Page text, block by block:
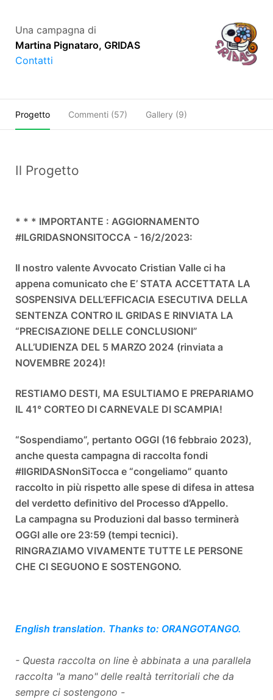
Una campagna di
Martina Pignataro, GRIDAS
Contatti
Progetto Commenti (57) Gallery (9)
Il Progetto
* * * IMPORTANTE : AGGIORNAMENTO
#ILGRIDASNONSITOCCA - 16/2/2023:
Il nostro valente Avvocato Cristian Valle ci ha
appena comunicato che E’ STATA ACCETTATA LA
SOSPENSIVA DELL’EFFICACIA ESECUTIVA DELLA
SENTENZA CONTRO IL GRIDAS E RINVIATA LA
“PRECISAZIONE DELLE CONCLUSIONI”
ALL’UDIENZA DEL 5 MARZO 2024 (rinviata a
NOVEMBRE 2024)!
RESTIAMO DESTI, MA ESULTIAMO E PREPARIAMO
IL 41° CORTEO DI CARNEVALE DI SCAMPIA!
“Sospendiamo”, pertanto OGGI (16 febbraio 2023),
anche questa campagna di raccolta fondi
#IlGRIDASNonSiTocca e “congeliamo” quanto
raccolto in più rispetto alle spese di difesa in attesa
del verdetto definitivo del Processo d’Appello.
La campagna su Produzioni dal basso terminerà
OGGI alle ore 23:59 (tempi tecnici).
RINGRAZIAMO VIVAMENTE TUTTE LE PERSONE
CHE CI SEGUONO E SOSTENGONO.
English translation. Thanks to: ORANGOTANGO.
- Questa raccolta on line è abbinata a una parallela
raccolta "a mano" delle realtà territoriali che da
sempre ci sostengono -